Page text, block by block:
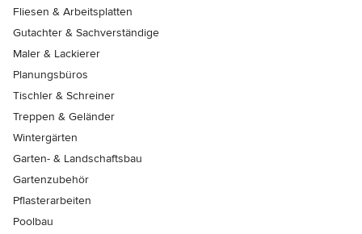
Fliesen & Arbeitsplatten
Gutachter & Sachverständige
Maler & Lackierer
Planungsbüros
Tischler & Schreiner
Treppen & Geländer
Wintergärten
Garten- & Landschaftsbau
Gartenzubehör
Pflasterarbeiten
Poolbau